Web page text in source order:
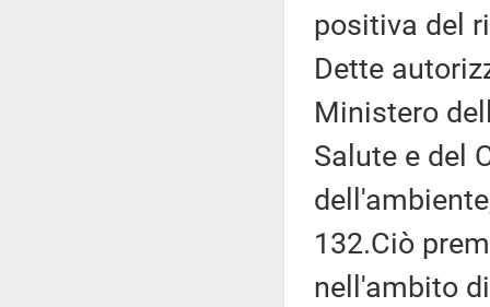
positiva del
Dette
Ministero
Salute e del
132.Ciò
nell'ambito